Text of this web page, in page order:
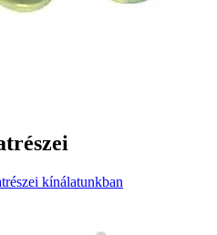
kínálatunkban